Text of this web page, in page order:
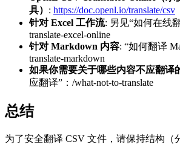
具） : https://doc.openl.io/translate/csv
针对 Excel 工作流: 另见“如何在线
translate-excel-online
针对 Markdown 内容: “如何翻译
translate-markdown
如果你需要关于哪些内容不应翻译
应翻译”：/what-not-to-translate
总结
为了安全翻译 CSV 文件，请保持结构（